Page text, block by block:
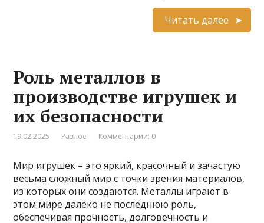
Читать далее
Роль металлов в
производстве игрушек и
их безопасности
19.02.2025 Разное Комментарии: 0
Мир игрушек – это яркий, красочный и зачастую
весьма сложный мир с точки зрения материалов,
из которых они создаются. Металлы играют в
этом мире далеко не последнюю роль,
обеспечивая прочность, долговечность и